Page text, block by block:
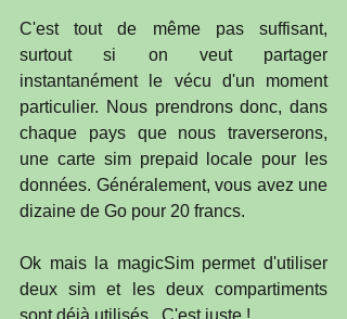
C'est tout de même pas suffisant,
surtout si on veut partager
instantanément le vécu d'un moment
particulier. Nous prendrons donc, dans
chaque pays que nous traverserons,
une carte sim prepaid locale pour les
données. Généralement, vous avez une
dizaine de Go pour 20 francs.
Ok mais la magicSim permet d'utiliser
deux sim et les deux compartiments
sont déjà utilisés...C'est juste !